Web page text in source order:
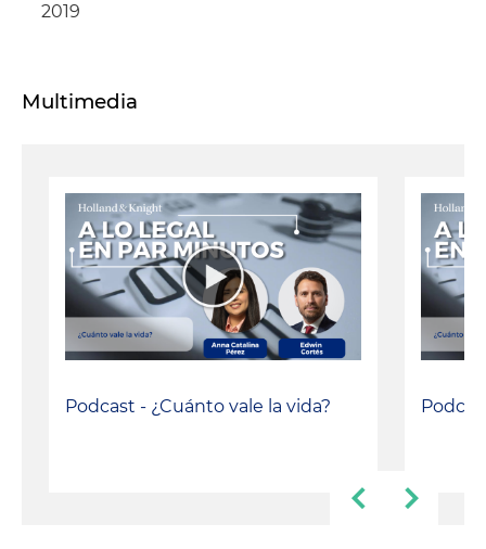
2019
Multimedia
Podcast - ¿Cuánto vale la vida?